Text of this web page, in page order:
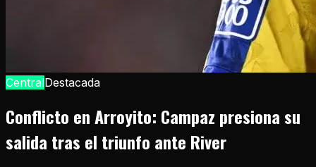
CentralDestacada
Conflicto en Arroyito: Campaz presiona su
salida tras el triunfo ante River